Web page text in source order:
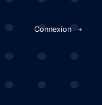
Connexion